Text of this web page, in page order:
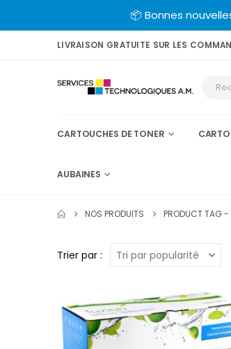
📦 Bonnes
LIVRAISON GRATUITE SUR LES
CARTOUCHES DE TONER
AUBAINES
NOS PRODUITS PRODUCT TAG -
Trier par :